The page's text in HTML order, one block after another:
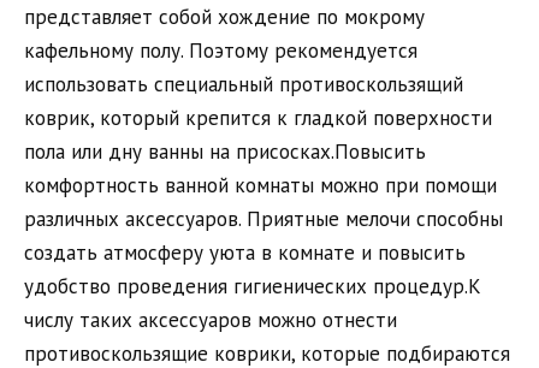
представляет собой хождение по мокрому
кафельному полу. Поэтому рекомендуется
использовать специальный противоскользящий
коврик, который крепится к гладкой поверхности
пола или дну ванны на присосках.Повысить
комфортность ванной комнаты можно при помощи
различных аксессуаров. Приятные мелочи способны
создать атмосферу уюта в комнате и повысить
удобство проведения гигиенических процедур.К
числу таких аксессуаров можно отнести
противоскользящие коврики, которые подбираются